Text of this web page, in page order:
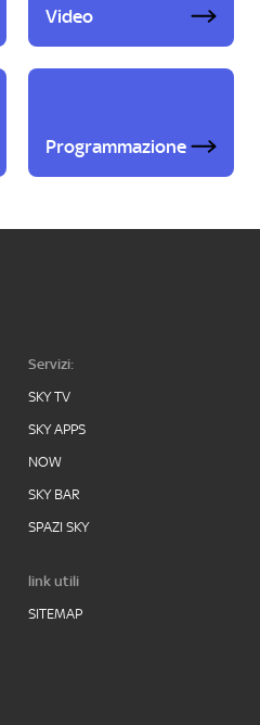
Video
Programmazione
Servizi:
SKY TV
SKY APPS
NOW
SKY BAR
SPAZI SKY
link utili
SITEMAP